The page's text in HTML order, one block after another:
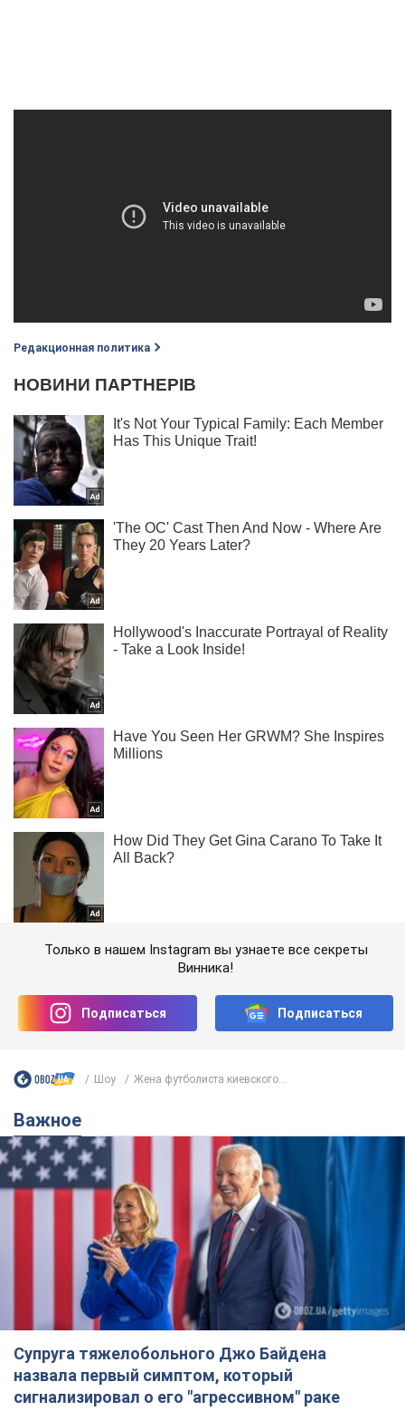
Редакционная политика
Только в нашем Instagram вы узнаете все секреты
Винника!
Подписаться Подписаться
Шоу Жена футболиста киевского...
Важное
Супруга тяжелобольного Джо Байдена
назвала первый симптом, который
сигнализировал о его "агрессивном" раке